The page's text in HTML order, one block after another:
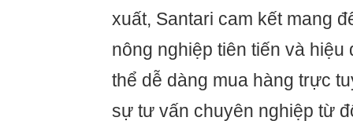
xuất, Santari cam kết mang
nông nghiệp tiên tiến và hiệu
thể dễ dàng mua hàng trực
sự tư vấn chuyên nghiệp từ